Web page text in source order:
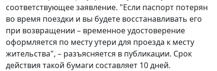
соответствующее заявление. "Если паспорт потерян
во время поездки и вы будете восстанавливать его
при возвращении – временное удостоверение
оформляется по месту утери для проезда к месту
жительства", – разъясняется в публикации. Срок
действия такой бумаги составляет 10 дней.